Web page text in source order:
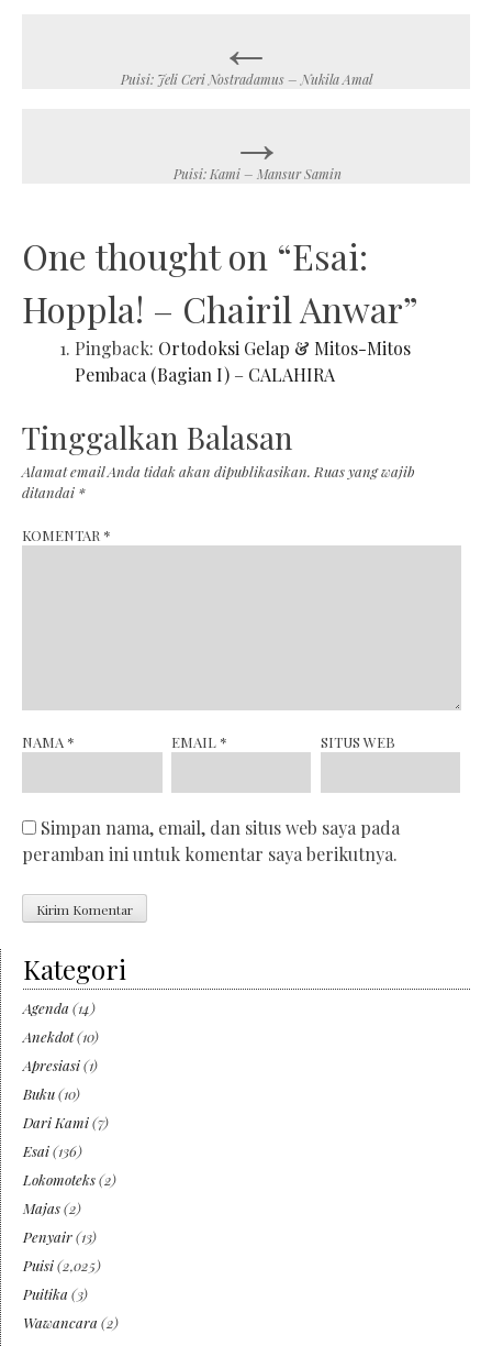
navigation
←
Puisi: Jeli Ceri Nostradamus – Nukila Amal
→
Puisi: Kami – Mansur Samin
One thought on “Esai:
Hoppla! – Chairil Anwar”
Pingback: Ortodoksi Gelap & Mitos-Mitos
Pembaca (Bagian I) – CALAHIRA
Tinggalkan Balasan
Alamat email Anda tidak akan dipublikasikan. Ruas yang wajib
ditandai *
KOMENTAR *
NAMA * EMAIL * SITUS WEB
Simpan nama, email, dan situs web saya pada
peramban ini untuk komentar saya berikutnya.
Kategori
Agenda (14)
Anekdot(10)
Apresiasi(1)
Buku(10)
Dari Kami(7)
Esai(136)
Lokomoteks(2)
Majas(2)
Penyair(13)
Puisi(2,025)
Puitika (3)
Wawancara (2)